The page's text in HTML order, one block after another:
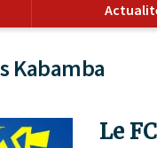
Kabamba
Le